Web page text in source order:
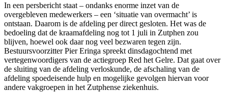
In een persbericht staat – ondanks enorme inzet van de
overgebleven medewerkers – een ‘situatie van overmacht’ is
ontstaan. Daarom is de afdeling per direct gesloten. Het was de
bedoeling dat de kraamafdeling nog tot 1 juli in Zutphen zou
blijven, hoewel ook daar nog veel bezwaren tegen zijn.
Bestuursvoorzitter Pier Eringa spreekt dinsdagochtend met
vertegenwoordigers van de actiegroep Red het Gelre. Dat gaat over
de sluiting van de afdeling verloskunde, de afschaling van de
afdeling spoedeisende hulp en mogelijke gevolgen hiervan voor
andere vakgroepen in het Zutphense ziekenhuis.